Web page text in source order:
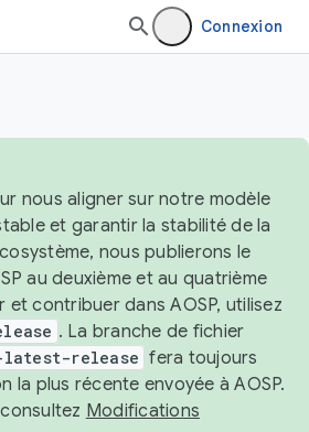
Connexion
nous aligner sur notre modèle
et garantir la stabilité de la
nous publierons le
au deuxième et au quatrième
contribuer dans AOSP, utilisez
. La branche de fichier
latest-release fera toujours
la plus récente envoyée à AOSP.
Modifications